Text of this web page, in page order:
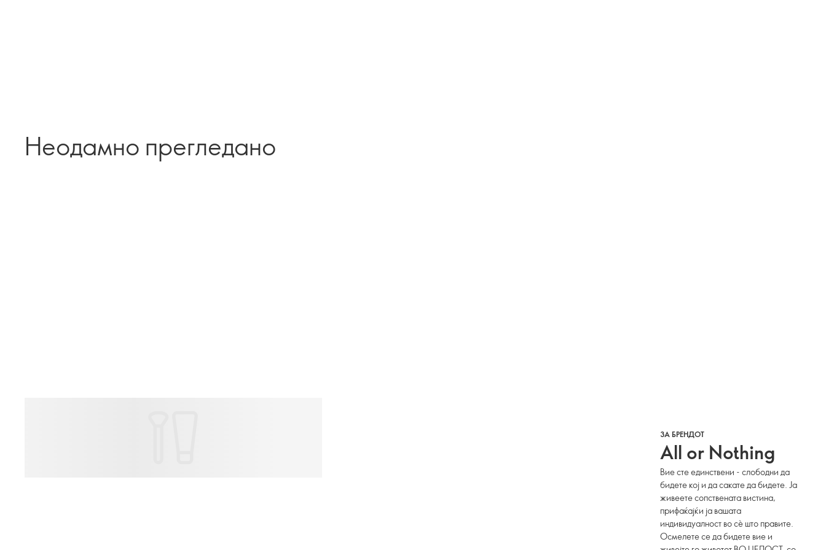
Неодамно прегледано
ЗА БРЕНДОТ
All or Nothing
Вие сте единствени - слободни да
бидете кој и да сакате да бидете. Ја
живеете сопствената вистина,
прифаќајќи ја вашата
индивидуалност во сè што правите.
Осмелете се да бидете вие и